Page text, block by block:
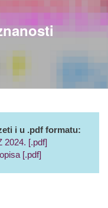
i u .pdf formatu:
2024. [.pdf]
[.pdf]